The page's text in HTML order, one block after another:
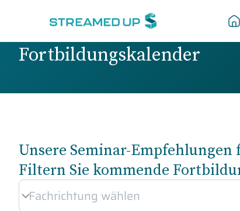
Fortbildungskalender
Unsere Seminar-Empfehlungen
Filtern Sie kommende